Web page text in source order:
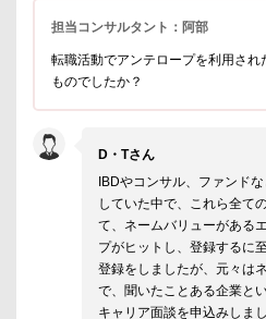
担当コンサルタント：阿部
転職活動でアンテロープを利用され
ものでしたか？
D・Tさん
IBDやコンサル、ファンド
していた中で、これら全て
て、ネームバリューがある
プがヒットし、登録するに
登録をしましたが、元々は
で、聞いたことある企業と
キャリア面談を申込みしまし